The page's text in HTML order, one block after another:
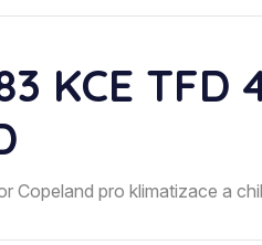
KCE
Copeland pro klimatizace a